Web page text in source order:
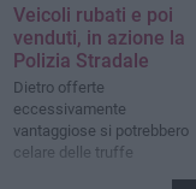
Veicoli rubati e poi
venduti, in azione la
Polizia Stradale
Dietro offerte
eccessivamente
vantaggiose si potrebbero
celare delle truffe